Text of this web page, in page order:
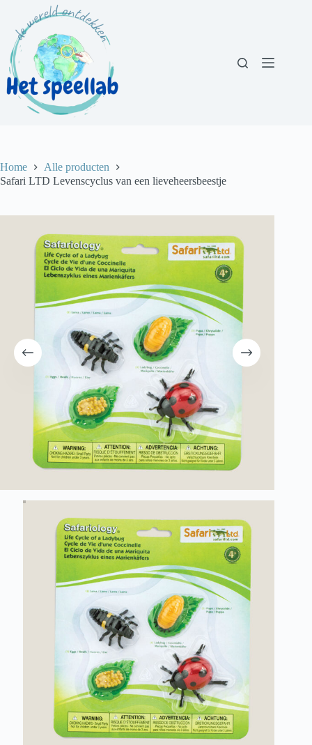
inhoud
Home
Alle producten
Safari LTD Levenscyclus van een lieveheersbeestje